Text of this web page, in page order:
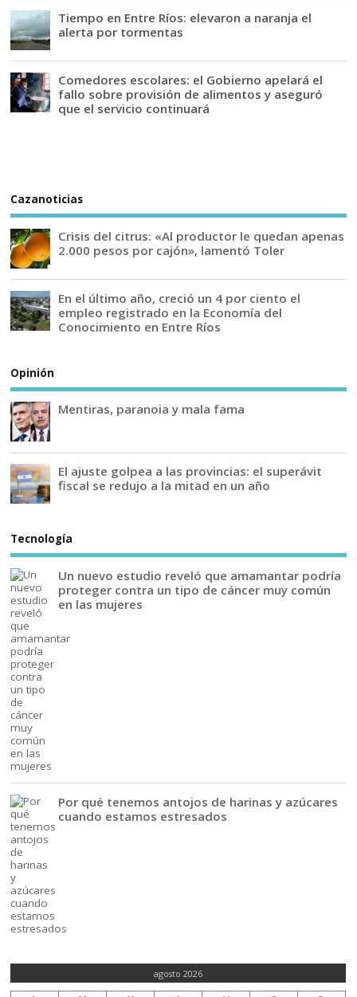
Tiempo en Entre Ríos: elevaron a naranja el
alerta por tormentas
Comedores escolares: el Gobierno apelará el
fallo sobre provisión de alimentos y aseguró
que el servicio continuará
Cazanoticias
Crisis del citrus: «Al productor le quedan apenas
2.000 pesos por cajón», lamentó Toler
En el último año, creció un 4 por ciento el
empleo registrado en la Economía del
Conocimiento en Entre Ríos
Opinión
Mentiras, paranoia y mala fama
El ajuste golpea a las provincias: el superávit
fiscal se redujo a la mitad en un año
Tecnología
Un nuevo estudio reveló que amamantar podría
proteger contra un tipo de cáncer muy común
en las mujeres
Por qué tenemos antojos de harinas y azúcares
cuando estamos estresados
agosto 2026